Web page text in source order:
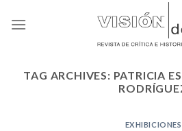
TAG ARCHIVES: PATRICIA
EXHIBICIONES